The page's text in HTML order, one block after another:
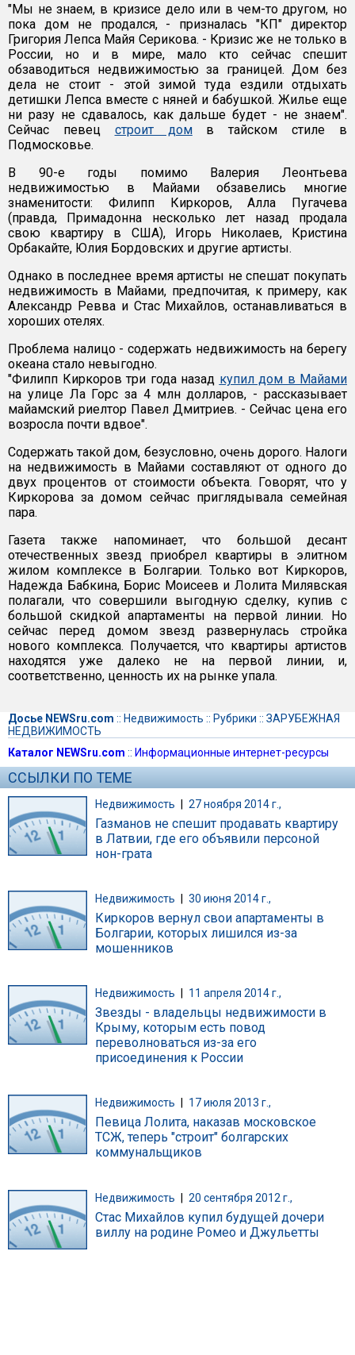
"Мы не знаем, в кризисе дело или в чем-то другом, но
пока дом не продался, - призналась "КП" директор
Григория Лепса Майя Серикова. - Кризис же не только в
России, но и в мире, мало кто сейчас спешит
обзаводиться недвижимостью за границей. Дом без
дела не стоит - этой зимой туда ездили отдыхать
детишки Лепса вместе с няней и бабушкой. Жилье еще
ни разу не сдавалось, как дальше будет - не знаем".
Сейчас певец строит домв тайском стиле в
Подмосковье.
В 90-е годы помимо Валерия Леонтьева
недвижимостью в Майами обзавелись многие
знаменитости: Филипп Киркоров, Алла Пугачева
(правда, Примадонна несколько лет назад продала
свою квартиру в США), Игорь Николаев, Кристина
Орбакайте, Юлия Бордовских и другие артисты.
Однако в последнее время артисты не спешат покупать
недвижимость в Майами, предпочитая, к примеру, как
Александр Ревва и Стас Михайлов, останавливаться в
хороших отелях.
Проблема налицо - содержать недвижимость на берегу
океана стало невыгодно.
"Филипп Киркоров три года назад купил дом в Майами
на улице Ла Горс за 4 млн долларов, - рассказывает
майамский риелтор Павел Дмитриев. - Сейчас цена его
возросла почти вдвое".
Содержать такой дом, безусловно, очень дорого. Налоги
на недвижимость в Майами составляют от одного до
двух процентов от стоимости объекта. Говорят, что у
Киркорова за домом сейчас приглядывала семейная
пара.
Газета также напоминает, что большой десант
отечественных звезд приобрел квартиры в элитном
жилом комплексе в Болгарии. Только вот Киркоров,
Надежда Бабкина, Борис Моисеев и Лолита Милявская
полагали, что совершили выгодную сделку, купив с
большой скидкой апартаменты на первой линии. Но
сейчас перед домом звезд развернулась стройка
нового комплекса. Получается, что квартиры артистов
находятся уже далеко не на первой линии, и,
соответственно, ценность их на рынке упала.
Досье NEWSru.com :: Недвижимость :: Рубрики :: ЗАРУБЕЖНАЯ
НЕДВИЖИМОСТЬ
Каталог NEWSru.com :: Информационные интернет-ресурсы
ССЫЛКИ ПО ТЕМЕ
Недвижимость | 27 ноября 2014 г.,
Газманов не спешит продавать квартиру
в Латвии, где его объявили персоной
нон-грата
Недвижимость 30 июня 2014 г.,
Киркоров вернул свои апартаменты в
Болгарии, которых лишился из-за
мошенников
Недвижимость 11 апреля 2014 г.,
Звезды - владельцы недвижимости в
Крыму, которым есть повод
переволноваться из-за его
присоединения к России
Недвижимость 17 июля 2013 г.,
Певица Лолита, наказав московское
ТСЖ, теперь "строит" болгарских
коммунальщиков
Недвижимость | 20 сентября 2012 г.,
Стас Михайлов купил будущей дочери
виллу на родине Ромео и Джульетты